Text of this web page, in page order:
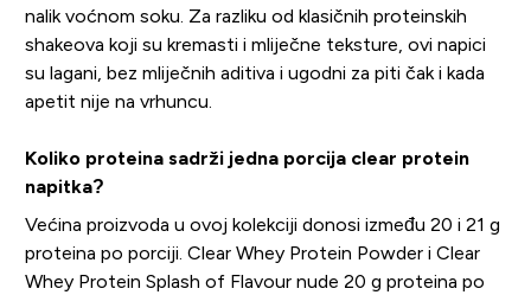
nalik voćnom soku. Za razliku od klasičnih proteinskih
shakeova koji su kremasti i mliječne teksture, ovi napici
su lagani, bez mliječnih aditiva i ugodni za piti čak i kada
apetit nije na vrhuncu.
Koliko proteina sadrži jedna porcija clear protein
napitka?
Većina proizvoda u ovoj kolekciji donosi između 20 i 21 g
proteina po porciji. Clear Whey Protein Powder i Clear
Whey Protein Splash of Flavour nude 20 g proteina po